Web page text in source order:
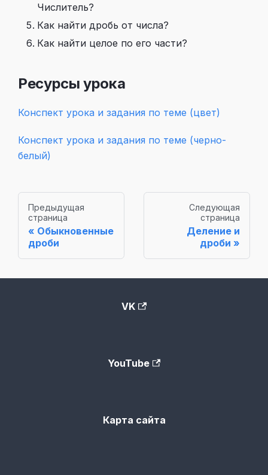
Числитель?
Как найти дробь от числа?
Как найти целое по его части?
Ресурсы урока
Конспект урока и задания по теме (цвет)
Конспект урока и задания по теме (черно-
белый)
Предыдущая
страница
Обыкновенные
дроби
Следующая
страница
Деление и
дроби
VK
YouTube
Карта сайта